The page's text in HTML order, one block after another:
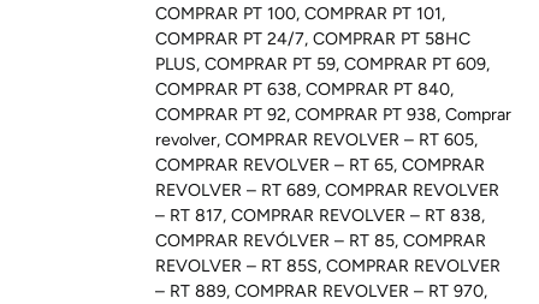
COMPRAR PT 100,COMPRAR PT 101,
COMPRAR PT 24/7,COMPRAR PT 58HC
PLUS,COMPRAR PT 59,COMPRAR PT 609,
COMPRAR PT 638,COMPRAR PT 840,
COMPRAR PT 92,COMPRAR PT 938,Comprar
revolver,COMPRAR REVOLVER – RT 605,
COMPRAR REVOLVER – RT 65,COMPRAR
REVOLVER – RT 689,COMPRAR REVOLVER
– RT 817,COMPRAR REVOLVER – RT 838,
COMPRAR REVÓLVER – RT 85,COMPRAR
REVOLVER – RT 85S,COMPRAR REVOLVER
– RT 889,COMPRAR REVOLVER – RT 970,